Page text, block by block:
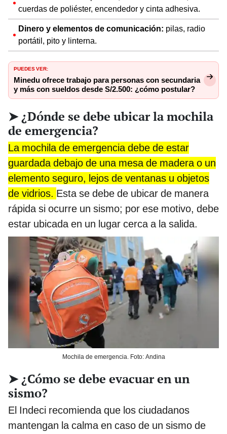
cuerdas de poliéster, encendedor y cinta adhesiva.
Dinero y elementos de comunicación: pilas, radio
portátil, pito y linterna.
PUEDES VER:
Minedu ofrece trabajo para personas con secundaria
y más con sueldos desde S/2.500: ¿cómo postular?
➤ ¿Dónde se debe ubicar la mochila
de emergencia?
La mochila de emergencia debe de estar
guardada debajo de una mesa de madera o un
elemento seguro, lejos de ventanas u objetos
de vidrios. Esta se debe de ubicar de manera
rápida si ocurre un sismo; por ese motivo, debe
estar ubicada en un lugar cerca a la salida.
Mochila de emergencia. Foto: Andina
➤ ¿Cómo se debe evacuar en un
sismo?
El Indeci recomienda que los ciudadanos
mantengan la calma en caso de un sismo de